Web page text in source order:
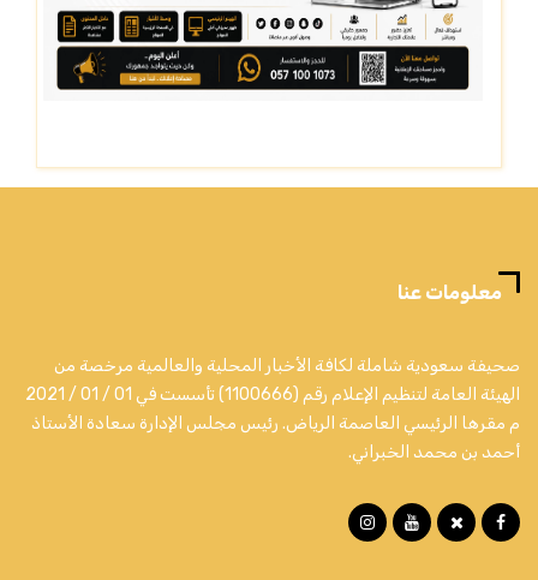
معلومات عنا
صحيفة سعودية شاملة لكافة الأخبار المحلية والعالمية مرخصة من
الهيئة العامة لتنظيم الإعلام رقم (1100666) تأسست في 01 / 01 / 2021
م مقرها الرئيسي العاصمة الرياض. رئيس مجلس الإدارة سعادة الأستاذ
أحمد بن محمد الخبراني.